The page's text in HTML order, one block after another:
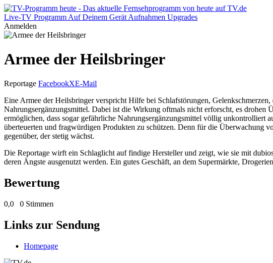
Live-TV Programm Auf Deinem Gerät Aufnahmen Upgrades
Anmelden
Armee der Heilsbringer
Reportage FacebookXE-Mail
Eine Armee der Heilsbringer verspricht Hilfe bei Schlafstörungen,
Nahrungsergänzungsmittel. Dabei ist die Wirkung oftmals nicht erforscht, es
ermöglichen, dass sogar gefährliche Nahrungsergänzungsmittel völlig unkontrolliert
überteuerten und fragwürdigen Produkten zu schützen. Denn für die Überwachung
gegenüber, der stetig wächst.
Die Reportage wirft ein Schlaglicht auf findige Hersteller und zeigt, wie sie mit
deren Ängste ausgenutzt werden. Ein gutes Geschäft, an dem Supermärkte,
Bewertung
0,0 0 Stimmen
Links zur Sendung
Homepage